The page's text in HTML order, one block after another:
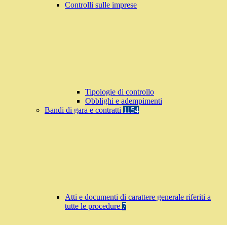
Controlli sulle imprese
Tipologie di controllo
Obblighi e adempimenti
Bandi di gara e contratti 1154
Atti e documenti di carattere generale riferiti a
tutte le procedure 7